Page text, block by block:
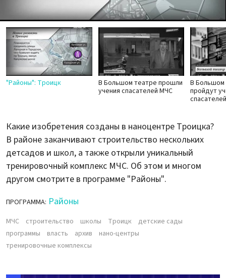
Video
"Районы": Троицк
В Большом театре прошли
учения спасателей МЧС
В Большом
пройдут
Какие изобретения созданы в наноцентре Троицка?
В районе заканчивают строительство нескольких
детсадов и школ, а также открыли уникальный
тренировочный комплекс МЧС. Об этом и многом
другом смотрите в программе "Районы".
ПРОГРАММА: Районы
МЧС строительство школы Троицк
детские сады
программы
власть архив
нано-центры
тренировочные комплексы